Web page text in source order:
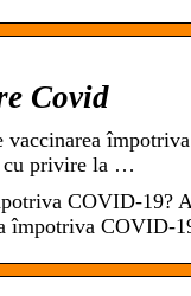
Covid
cu privire la …
COVID-19?
împotriva COVID-